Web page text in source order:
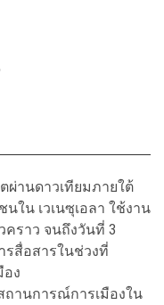
ผ่านดาวเทียมภายใต้
นใน เวเนซุเอลา ใช้งาน
คราว จนถึงวันที่ 3
รสื่อสารในช่วงที่
อง
ถานการณ์การเมืองใน